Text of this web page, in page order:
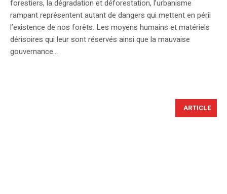
forestiers, la dégradation et déforestation, l’urbanisme
rampant représentent autant de dangers qui mettent en péril
l’existence de nos forêts. Les moyens humains et matériels
dérisoires qui leur sont réservés ainsi que la mauvaise
gouvernance...
ARTICLE